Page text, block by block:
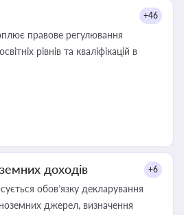
+46
правове регулювання
рівнів та кваліфікацій в
доходів +6
обов’язку декларування
джерел, визначення